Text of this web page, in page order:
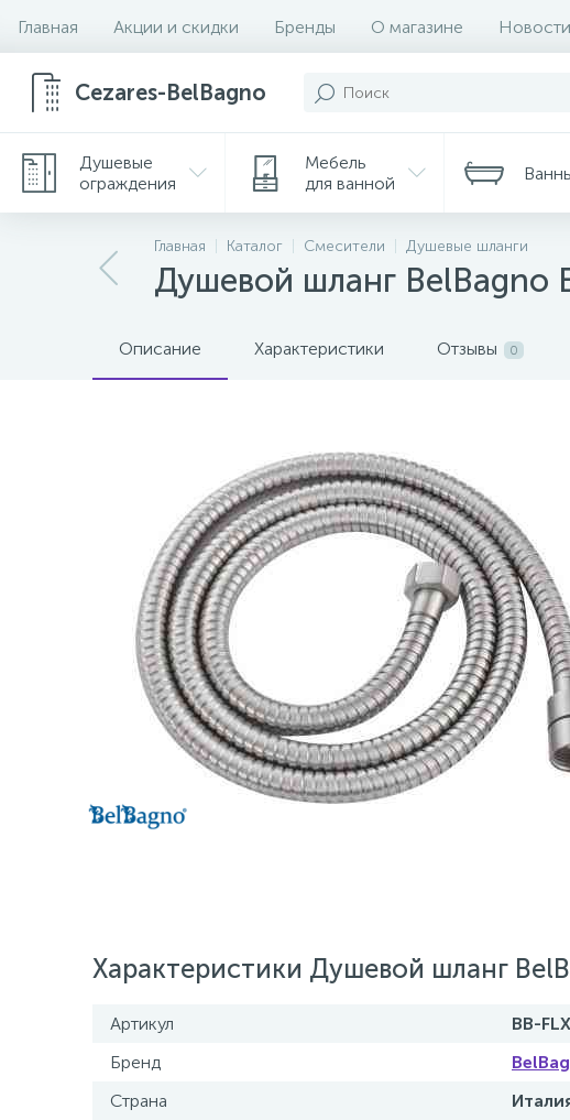
Главная Акции и скидки Бренды О магазине Новости
Cezares-BelBagno
Душевые
ограждения
Мебель
для ванной
Главная Каталог Смесители Душевые шланги
Душевой шланг BelBagno
Описание Характеристики Отзывы 0
Характеристики Душевой шланг
Артикул
BB-
Бренд
Страна